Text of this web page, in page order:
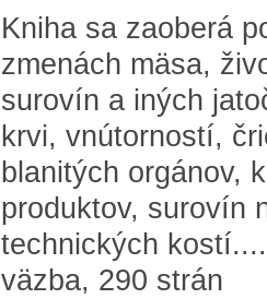
Kniha sa zaoberá
zmenách mäsa,
surovín a iných
krvi, vnútorností,
blanitých orgánov,
produktov, surovín
technických
väzba, 290 strán